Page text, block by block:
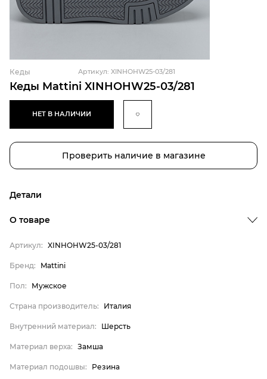
Кеды Mattini XINHOHW25-03/281
Кеды Артикул: XINHOHW25-03/281
НЕТ В НАЛИЧИИ
Проверить наличие в магазине
Детали
Бренд
Пол
О товаре
Артикул: XINHOHW25-03/281
Бренд: Mattini
Пол: Мужское
Страна производитель: Италия
Внутренний материал: Шерсть
Материал верха: Замша
Материал подошвы: Резина